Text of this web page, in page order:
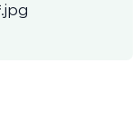
.jpg